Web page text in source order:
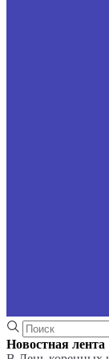
Новостная лента